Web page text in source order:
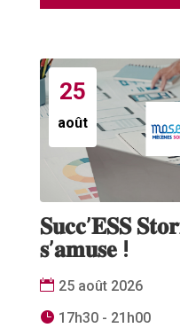
25
août
𝐒𝐮𝐜𝐜’𝐄𝐒𝐒
𝐬’𝐚𝐦𝐮𝐬𝐞 !
25 août 2026
17h30 - 21h00